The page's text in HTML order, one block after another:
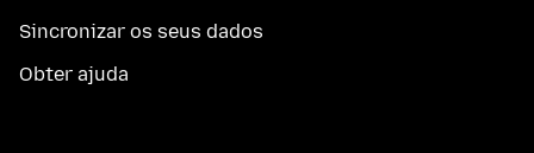
Sincronizar os seus dados
Obter ajuda